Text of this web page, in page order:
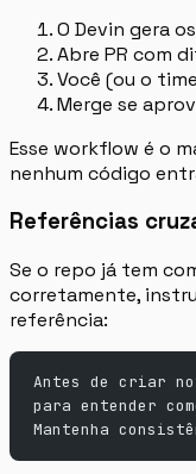
O Devin gera
Abre PR com
Você (ou o
Merge se
Esse workflow é o
nenhum código
Referências
Se o repo já tem
corretamente,
referência:
Antes de criar
para entender
Mantenha